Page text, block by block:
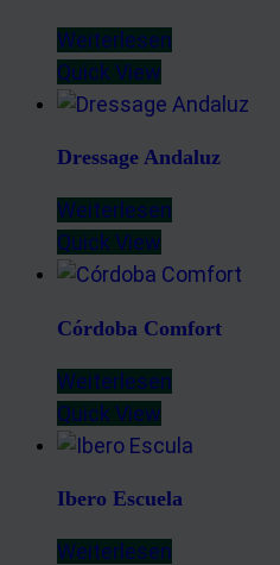
Weiterlesen
Quick View
Dressage Andaluz
Weiterlesen
Quick View
Córdoba Comfort
Weiterlesen
Quick View
Ibero Escuela
Weiterlesen